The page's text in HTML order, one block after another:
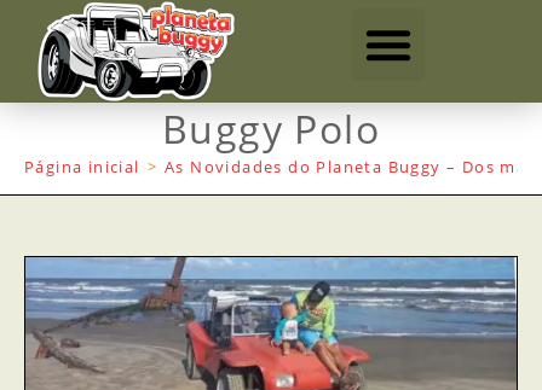
Buggy Polo
Página inicial > As Novidades do Planeta Buggy – Dos